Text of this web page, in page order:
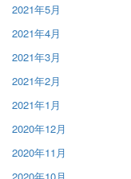
2021年5月
2021年4月
2021年3月
2021年2月
2021年1月
2020年12月
2020年11月